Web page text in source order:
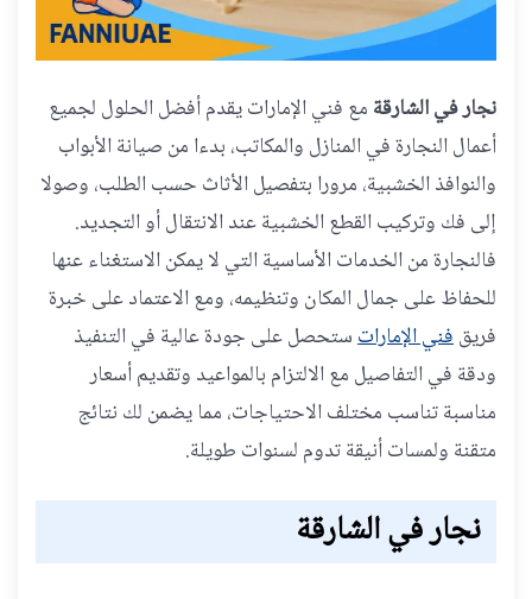
نجار في الشارقة مع فني الإمارات يقدم أفضل الحلول لجميع
أعمال النجارة في المنازل والمكاتب، بدءا من صيانة الأبواب
والنوافذ الخشبية، مرورا بتفصيل الأثاث حسب الطلب، وصولا
إلى فك وتركيب القطع الخشبية عند الانتقال أو التجديد.
فالنجارة من الخدمات الأساسية التي لا يمكن الاستغناء عنها
للحفاظ على جمال المكان وتنظيمه، ومع الاعتماد على خبرة
فريقفني الإماراتستحصل على جودة عالية في التنفيذ
ودقة في التفاصيل مع الالتزام بالمواعيد وتقديم أسعار
مناسبة تناسب مختلف الاحتياجات، مما يضمن لك نتائج
متقنة ولمسات أنيقة تدوم لسنوات طويلة.
نجار في الشارقة